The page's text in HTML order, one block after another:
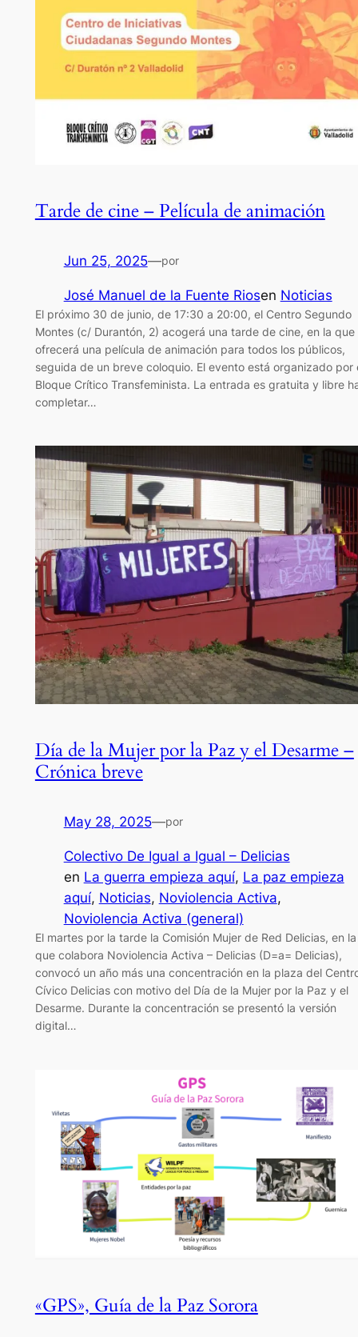
Tarde de cine – Película de animación
Jun 25, 2025—por
José Manuel de la Fuente Riosen Noticias
El próximo 30 de junio, de 17:30 a 20:00, el Centro Segundo
Montes (c/ Durantón, 2) acogerá una tarde de cine, en la que
ofrecerá una película de animación para todos los públicos,
seguida de un breve coloquio. El evento está organizado por
Bloque Crítico Transfeminista. La entrada es gratuita y libre
completar…
Día de la Mujer por la Paz y el Desarme –
Crónica breve
May 28, 2025—por
Colectivo De Igual a Igual – Delicias
en La guerra empieza aquí, La paz empieza
aquí, Noticias, Noviolencia Activa
Noviolencia Activa (general)
El martes por la tarde la Comisión Mujer de Red Delicias, en la
que colabora Noviolencia Activa – Delicias (D=a= Delicias),
convocó un año más una concentración en la plaza del
Cívico Delicias con motivo del Día de la Mujer por la Paz y el
Desarme. Durante la concentración se presentó la versión
digital…
«GPS», Guía de la Paz Sorora